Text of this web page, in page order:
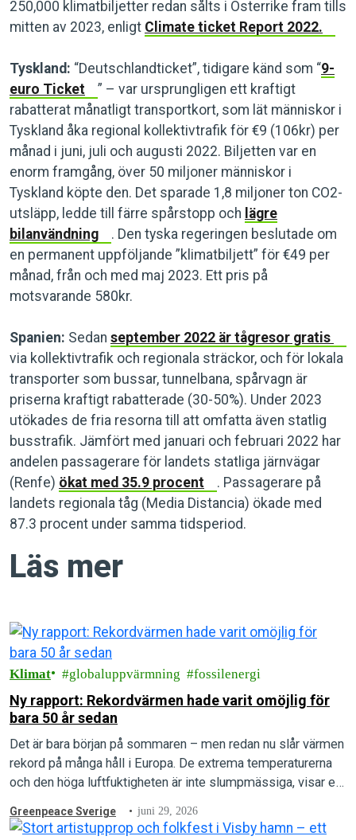
250,000 klimatbiljetter redan sålts i Österrike fram tills
mitten av 2023, enligt Climate ticket Report 2022.
Tyskland: “Deutschlandticket”, tidigare känd som “9-
euro Ticket
” – var ursprungligen ett kraftigt
rabatterat månatligt transportkort, som lät människor i
Tyskland åka regional kollektivtrafik för €9 (106kr) per
månad i juni, juli och augusti 2022. Biljetten var en
enorm framgång, över 50 miljoner människor i
Tyskland köpte den. Det sparade 1,8 miljoner ton CO2-
utsläpp, ledde till färre spårstopp och lägre
bilanvändning
. Den tyska regeringen beslutade om
en permanent uppföljande ”klimatbiljett” för €49 per
månad, från och med maj 2023. Ett pris på
motsvarande 580kr.
Spanien: Sedan september 2022 är tågresor gratis
via kollektivtrafik och regionala sträckor, och för lokala
transporter som bussar, tunnelbana, spårvagn är
priserna kraftigt rabatterade (30-50%). Under 2023
utökades de fria resorna till att omfatta även statlig
busstrafik. Jämfört med januari och februari 2022 har
andelen passagerare för landets statliga järnvägar
(Renfe) ökat med 35.9 procent
. Passagerare på
landets regionala tåg (Media Distancia) ökade med
87.3 procent under samma tidsperiod.
Läs mer
Klimat globaluppvärmning fossilenergi
Ny rapport: Rekordvärmen hade varit omöjlig för
bara 50 år sedan
Det är bara början på sommaren – men redan nu slår värmen
rekord på många håll i Europa. De extrema temperaturerna
och den höga luftfuktigheten är inte slumpmässiga, visar en
Greenpeace Sverige juni 29, 2026